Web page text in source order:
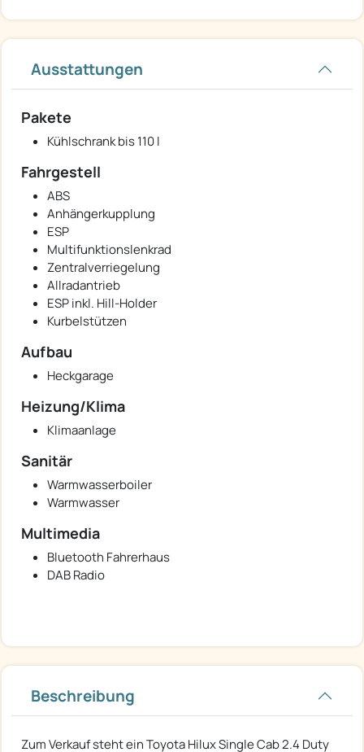
Ausstattungen
Pakete
Kühlschrank bis 110 l
Fahrgestell
ABS
Anhängerkupplung
ESP
Multifunktionslenkrad
Zentralverriegelung
Allradantrieb
ESP inkl. Hill-Holder
Kurbelstützen
Aufbau
Heckgarage
Heizung/Klima
Klimaanlage
Sanitär
Warmwasserboiler
Warmwasser
Multimedia
Bluetooth Fahrerhaus
DAB Radio
Beschreibung
Zum Verkauf steht ein Toyota Hilux Single Cab 2.4 Duty